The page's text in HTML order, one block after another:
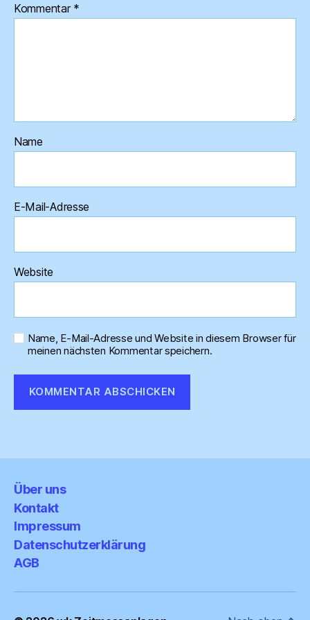
Kommentar *
Name
E-Mail-Adresse
Website
Name, E-Mail-Adresse und Website in diesem Browser für
meinen nächsten Kommentar speichern.
Über uns
Kontakt
Impressum
Datenschutzerklärung
AGB